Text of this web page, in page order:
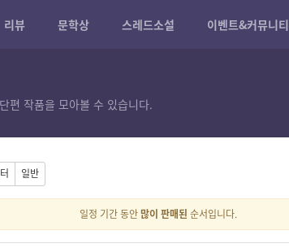
리뷰 문학상 스레드소설 이벤트&커뮤니티
편 작품을 모아볼 수 있습니다.
일반
일정 기간 동안많이 판매된 순서입니다.